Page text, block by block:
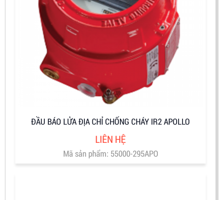
ĐẦU BÁO LỬA ĐỊA CHỈ CHỐNG CHÁY IR2 APOLLO
LIÊN HỆ
Mã sản phẩm: 55000-295APO